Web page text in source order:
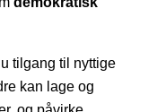
tilgang til nyttige
kan lage og